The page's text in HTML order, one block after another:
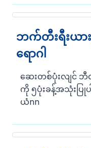
ဘက်တီးရီးယား
ရောဂါ
ဆေးတစ်ပုံးလျင် ဘီ
ကို ၅ပုံးခန့်အသုံးပြု
ယံnn